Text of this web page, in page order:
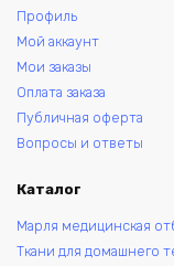
Профиль
Мой аккаунт
Мои заказы
Оплата заказа
Публичная оферта
Вопросы и ответы
Каталог
Марля медицинская
Ткани для домашнего